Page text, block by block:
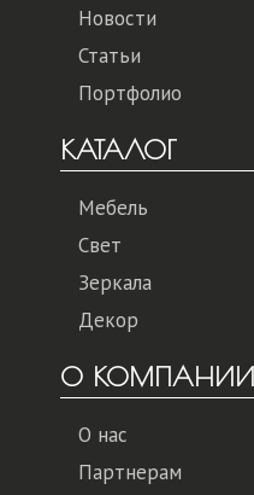
Новости
Статьи
Портфолио
КАТАЛОГ
Мебель
Свет
Зеркала
Декор
О КОМПАНИИ
О нас
Партнерам